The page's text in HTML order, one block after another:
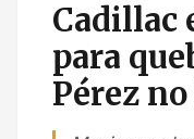
Cadillac
para
Pérez no